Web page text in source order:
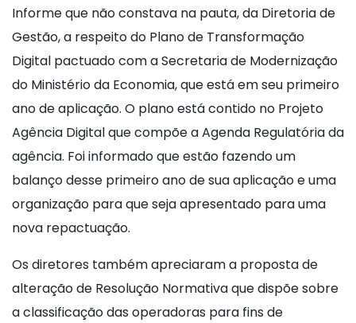
Informe que não constava na pauta, da Diretoria de
Gestão, a respeito do Plano de Transformação
Digital pactuado com a Secretaria de Modernização
do Ministério da Economia, que está em seu primeiro
ano de aplicação. O plano está contido no Projeto
Agência Digital que compõe a Agenda Regulatória da
agência. Foi informado que estão fazendo um
balanço desse primeiro ano de sua aplicação e uma
organização para que seja apresentado para uma
nova repactuação.
Os diretores também apreciaram a proposta de
alteração de Resolução Normativa que dispõe sobre
a classificação das operadoras para fins de